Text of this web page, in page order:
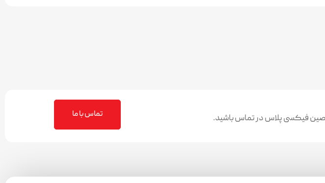
فیکسی پلاس در تماس باشید.
تماس با ما